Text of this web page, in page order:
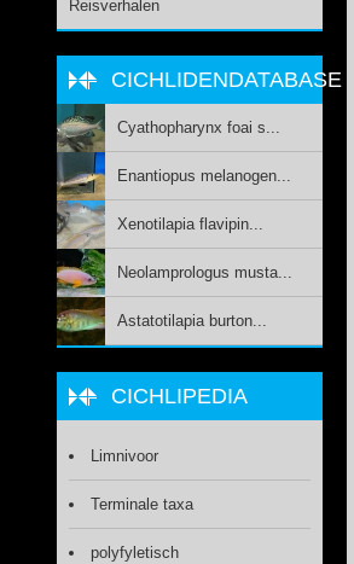
Reisverhalen
CICHLIDENDATABASE
Cyathopharynx foai s...
Enantiopus melanogen...
Xenotilapia flavipin...
Neolamprologus musta...
Astatotilapia burton...
CICHLIPEDIA
Limnivoor
Terminale taxa
polyfyletisch